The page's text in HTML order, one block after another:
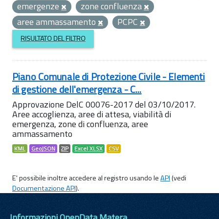
emergenze
zone confluenza
aree ammassamento
PCPC
RISULTATO DEL FILTRO
Piano Comunale di Protezione Civile - Elementi
di gestione dell'emergenza - C...
Approvazione DelC 00076-2017 del 03/10/2017.
Aree accoglienza, aree di attesa, viabilità di
emergenza, zone di confluenza, aree
ammassamento
KML GeoJSON ZIP Excel XLSX CSV
E' possibile inoltre accedere al registro usando leAPI(vedi
Documentazione API).